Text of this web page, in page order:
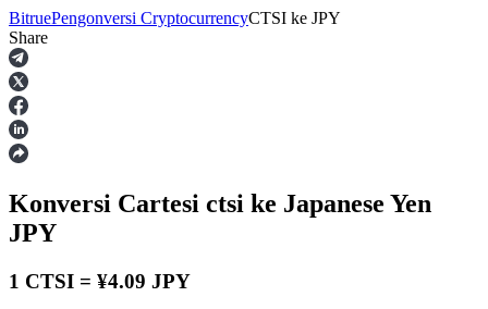
Berjangka
BitruePengonversi CryptocurrencyCTSI ke JPY
Share
Konversi Cartesi ctsi ke Japanese Yen
JPY
1 CTSI = ¥4.09 JPY